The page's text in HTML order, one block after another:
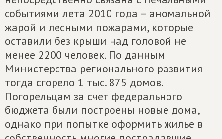
событиями лета 2010 года – аномальной
жарой и лесными пожарами, которые
оставили без крыши над головой не
менее 2200 человек. По данным
Министерства регионального развития
тогда сгорело 1 тыс. 875 домов.
Погорельцам за счет федерального
бюджета были построены новые дома,
однако при попытке оформить жилье в